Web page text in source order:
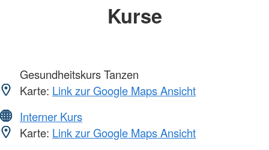
Kurse
Gesundheitskurs Tanzen
Karte: Link zur Google Maps Ansicht
Interner Kurs
Karte: Link zur Google Maps Ansicht